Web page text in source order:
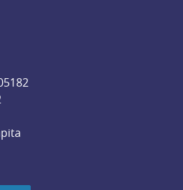
till annan webbplats, öppnas